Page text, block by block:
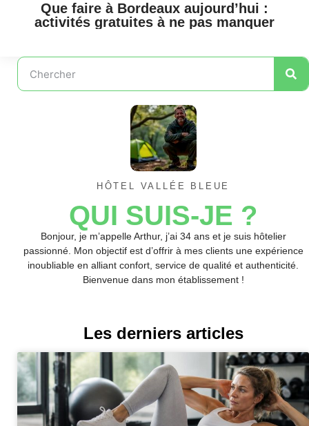
Que faire à Bordeaux aujourd’hui :
activités gratuites à ne pas manquer
HÔTEL VALLÉE BLEUE
QUI SUIS-JE ?
Bonjour, je m’appelle Arthur, j’ai 34 ans et je suis hôtelier
passionné. Mon objectif est d’offrir à mes clients une expérience
inoubliable en alliant confort, service de qualité et authenticité.
Bienvenue dans mon établissement !
Les derniers articles